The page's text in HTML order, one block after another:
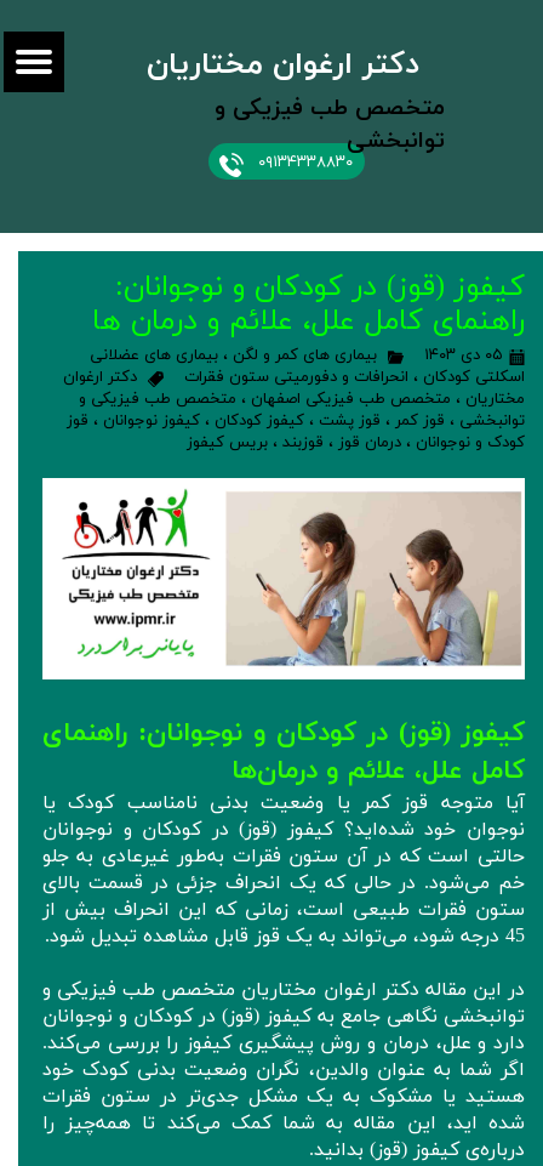
۰۹۱۳۴۳۳۸۸۳۰
دکتر ارغوان مختاریان
متخصص طب فیزیکی و
توانبخشی
کیفوز (قوز) در کودکان و نوجوانان:
راهنمای کامل علل، علائم و درمان ها
۰۵ دی ۱۴۰۳ بیماری های کمر و لگن ، بیماری های عضلانی
اسکلتی کودکان ، انحرافات و دفورمیتی ستون فقرات
دکتر ارغوان
مختاریان ، متخصص طب فیزیکی اصفهان ، متخصص طب فیزیکی و
توانبخشی ، قوز کمر ، قوز پشت ، کیفوز کودکان ، کیفوز نوجوانان ، قوز
کودک و نوجوانان ، درمان قوز ، قوزبند ، بریس کیفوز
کیفوز (قوز) در کودکان و نوجوانان: راهنمای
کامل علل، علائم و درمان‌ها
آیا متوجه قوز کمر یا وضعیت بدنی نامناسب کودک یا
نوجوان خود شده‌اید؟ کیفوز (قوز) در کودکان و نوجوانان
حالتی است که در آن ستون فقرات به‌طور غیرعادی به جلو
خم می‌شود. در حالی که یک انحراف جزئی در قسمت بالای
ستون فقرات طبیعی است، زمانی که این انحراف بیش از
45 درجه شود، می‌تواند به یک قوز قابل مشاهده تبدیل شود.
در این مقاله دکتر ارغوان مختاریان متخصص طب فیزیکی و
توانبخشی نگاهی جامع به کیفوز (قوز) در کودکان و نوجوانان
دارد و علل، درمان و روش پیشگیری کیفوز را بررسی می‌کند.
اگر شما به عنوان والدین، نگران وضعیت بدنی کودک خود
هستید یا مشکوک به یک مشکل جدی‌تر در ستون فقرات
شده اید، این مقاله به شما کمک می‌کند تا همه‌چیز را
درباره‌ی کیفوز (قوز) بدانید.